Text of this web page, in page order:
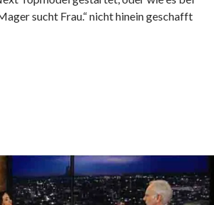
sucht Frau.“ nicht hinein geschafft